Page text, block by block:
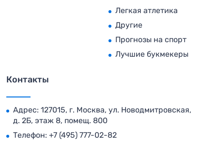
Легкая атлетика
Другие
Прогнозы на спорт
Лучшие букмекеры
Контакты
Адрес: 127015, г. Москва, ул. Новодмитровская,
д. 2Б, этаж 8, помещ. 800
Телефон: +7 (495) 777-02-82